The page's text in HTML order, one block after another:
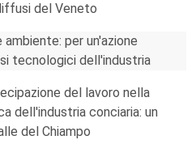
del Veneto
ambiente: per un'azione
tecnologici dell'industria
del lavoro nella
dell'industria conciaria: un
del Chiampo